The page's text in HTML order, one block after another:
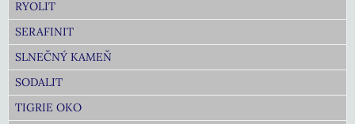
RYOLIT
SERAFINIT
SLNEČNÝ KAMEŇ
SODALIT
TIGRIE OKO